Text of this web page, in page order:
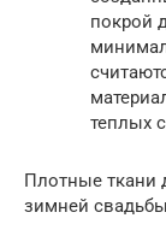
покрой
теплых
Плотные ткани
зимней свадьбы